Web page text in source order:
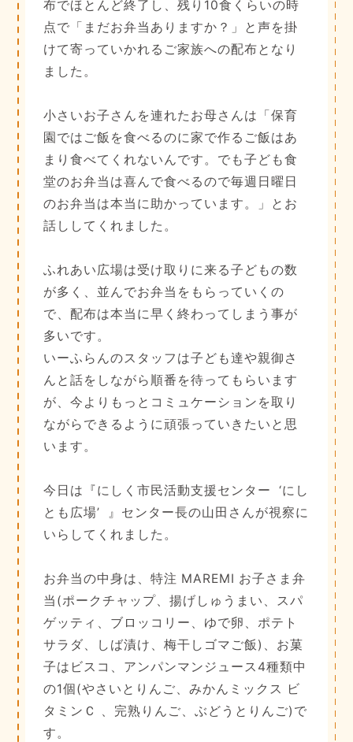
布でほとんど終了し、残り10食くらいの時
点で「まだお弁当ありますか？」と声を掛
けて寄っていかれるご家族への配布となり
ました。
小さいお子さんを連れたお母さんは「保育
園ではご飯を食べるのに家で作るご飯はあ
まり食べてくれないんです。でも子ども食
堂のお弁当は喜んで食べるので毎週日曜日
のお弁当は本当に助かっています。」とお
話ししてくれました。
ふれあい広場は受け取りに来る子どもの数
が多く、並んでお弁当をもらっていくの
で、配布は本当に早く終わってしまう事が
多いです。
いーふらんのスタッフは子ども達や親御さ
んと話をしながら順番を待ってもらいます
が、今よりもっとコミュケーションを取り
ながらできるように頑張っていきたいと思
います。
今日は『にしく市民活動支援センター ‘にし
とも広場’ 』センター長の山田さんが視察に
いらしてくれました。
お弁当の中身は、特注 MAREMI お子さま弁
当(ポークチャップ、揚げしゅうまい、スパ
ゲッティ、ブロッコリー、ゆで卵、ポテト
サラダ、しば漬け、梅干しゴマご飯)、お菓
子はビスコ、アンパンマンジュース4種類中
の1個(やさいとりんご、みかんミックス ビ
タミンＣ 、完熟りんご、ぶどうとりんご)で
す。